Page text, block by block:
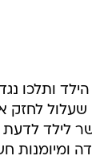
ותלכו
שעלול
לילד
ומיומנות